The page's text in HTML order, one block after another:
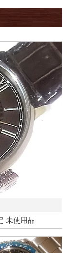
未使用品